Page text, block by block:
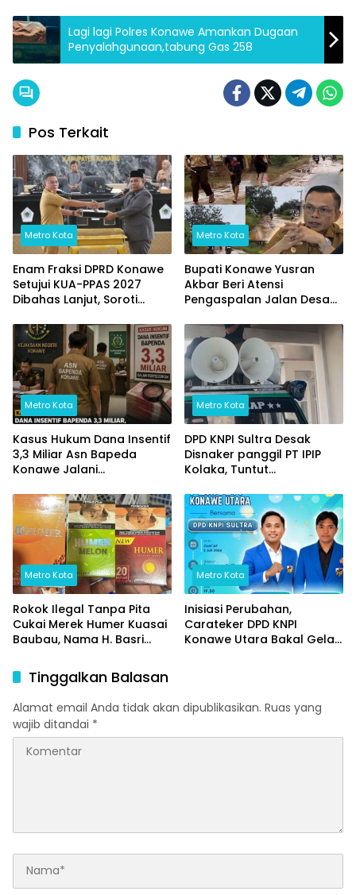
Lagi lagi Polres Konawe Amankan Dugaan
Penyalahgunaan,tabung Gas 258
Pos Terkait
Metro Kota
Enam Fraksi DPRD Konawe
Setujui KUA-PPAS 2027
Dibahas Lanjut, Soroti
hingga Ketahanan Pangan
Metro Kota
Bupati Konawe Yusran
Akbar Beri Atensi
Pengaspalan Jalan Desa
Metro Kota
Kasus Hukum Dana Insentif
3,3 Miliar Asn Bapeda
Konawe Jalani
Metro Kota
DPD KNPI Sultra Desak
Disnaker panggil PT IPIP
Kolaka, Tuntut
Lokal/Data perkeja luar
daerah dan Jaminan
Keselamatan Kerja
Metro Kota
Rokok Ilegal Tanpa Pita
Cukai Merek Humer Kuasai
Baubau, Nama H. Basri
Hukum Bertidak Tegas
Metro Kota
Inisiasi Perubahan,
Carateker DPD KNPI
Konawe Utara Bakal Gelar
Tinggalkan Balasan
Alamat email Anda tidak akan dipublikasikan. Ruas yang
wajib ditandai *